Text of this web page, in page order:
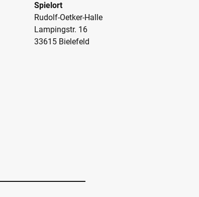
Spielort
Rudolf-Oetker-Halle
Lampingstr. 16
33615 Bielefeld